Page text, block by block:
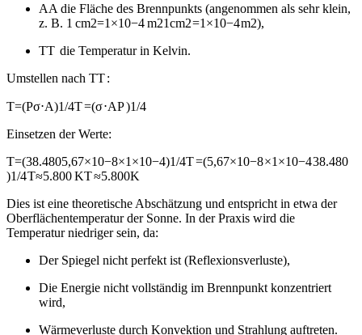
AA die Fläche des Brennpunkts (angenommen als sehr klein,
z. B. 1 cm2=1×10−4 m21cm2=1 ×10−4m2),
TT die Temperatur in Kelvin.
Umstellen nach TT:
T=(Pσ⋅A)1/4T=(σ⋅AP)1/4
Einsetzen der Werte:
T=(38.4805,67×10−8×1×10−4)1/4T=(5,67×10−8×1 ×10−438.480
)1/4T≈5.800 KT≈5.800K
Dies ist eine theoretische Abschätzung und entspricht in etwa der
Oberflächentemperatur der Sonne. In der Praxis wird die
Temperatur niedriger sein, da:
Der Spiegel nicht perfekt ist (Reflexionsverluste),
Die Energie nicht vollständig im Brennpunkt konzentriert
wird,
Wärmeverluste durch Konvektion und Strahlung auftreten.